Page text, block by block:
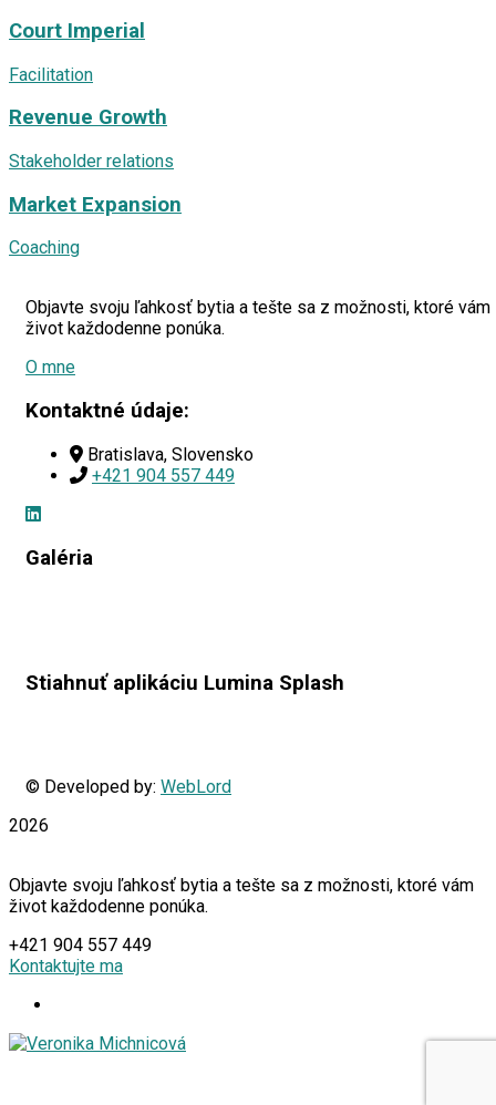
Court Imperial
Facilitation
Revenue Growth
Stakeholder relations
Market Expansion
Coaching
Objavte svoju ľahkosť bytia a tešte sa z možnosti, ktoré vám
život každodenne ponúka.
O mne
Kontaktné údaje:
Bratislava, Slovensko
+421 904 557 449
Galéria
Stiahnuť aplikáciu Lumina Splash
© Developed by: WebLord
2026
Objavte svoju ľahkosť bytia a tešte sa z možnosti, ktoré vám
život každodenne ponúka.
+421 904 557 449
Kontaktujte ma